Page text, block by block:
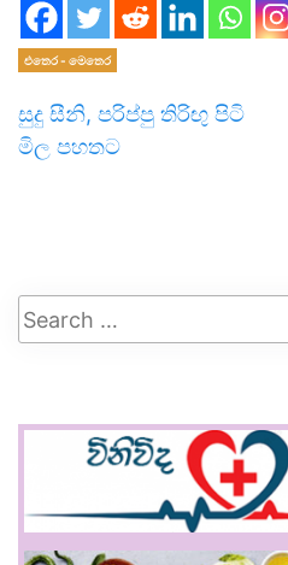
එතෙර - මෙතෙර
සුදු සීනි, පරිප්පු තිරිඟු පිටි
මිල පහතට